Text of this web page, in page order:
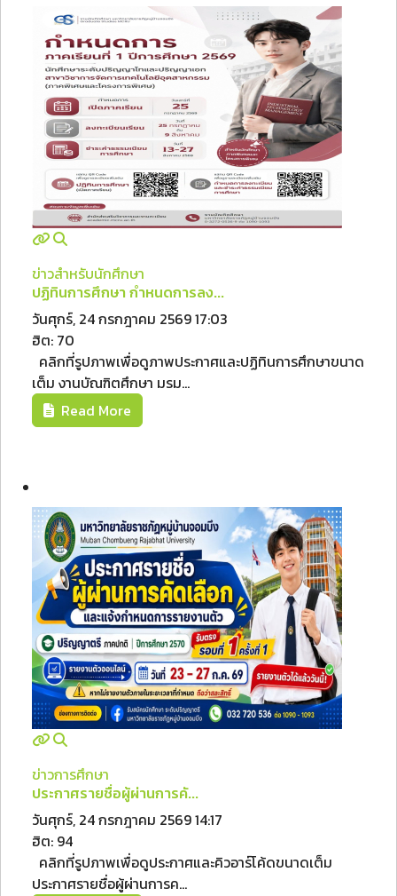
ข่าวสำหรับนักศึกษา
ปฏิทินการศึกษา กำหนดการลง...
วันศุกร์, 24 กรกฎาคม 2569 17:03
ฮิต: 70
คลิกที่รูปภาพเพื่อดูภาพประกาศและปฏิทินการศึกษาขนาด
เต็ม งานบัณฑิตศึกษา มรม...
Read More
ข่าวการศึกษา
ประกาศรายชื่อผู้ผ่านการคั...
วันศุกร์, 24 กรกฎาคม 2569 14:17
ฮิต: 94
คลิกที่รูปภาพเพื่อดูประกาศและคิวอาร์โค้ดขนาดเต็ม
ประกาศรายชื่อผู้ผ่านการค...